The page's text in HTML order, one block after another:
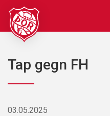
Fara
efni
Karfan þín
Tap gegn FH
03.05.2025